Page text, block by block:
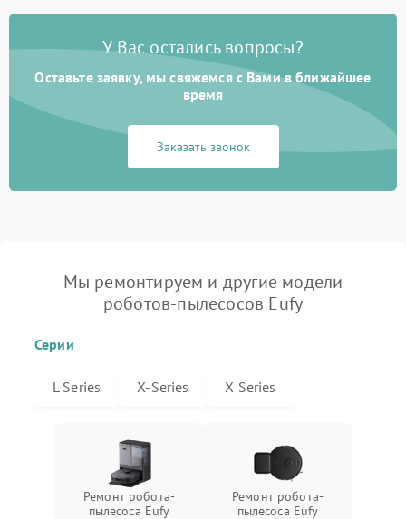
У Вас остались вопросы?
Оставьте заявку, мы свяжемся с Вами в ближайшее
время
Заказать звонок
Мы ремонтируем и другие модели
роботов-пылесосов Eufy
Серии
L Series X-Series X Series
Ремонт робота-
пылесоса Eufy
Ремонт робота-
пылесоса Eufy